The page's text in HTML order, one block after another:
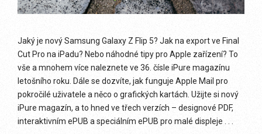
Jaký je nový Samsung Galaxy Z Flip 5? Jak na export ve Final
Cut Pro na iPadu? Nebo náhodné tipy pro Apple zařízení? To
vše a mnohem více naleznete ve 36. čísle iPure magazínu
letošního roku. Dále se dozvíte, jak funguje Apple Mail pro
pokročilé uživatele a něco o grafických kartách. Užijte si nový
iPure magazín, a to hned ve třech verzích – designové PDF,
interaktivním ePUB a speciálním ePUB pro malé displeje . . .